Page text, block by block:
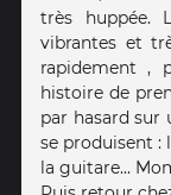
très huppée.
vibrantes et
rapidement ,
histoire de
par hasard sur
se produisent :
la guitare...